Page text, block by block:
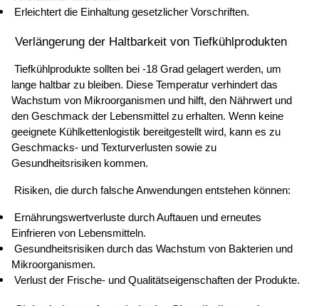
Erleichtert die Einhaltung gesetzlicher Vorschriften.
Verlängerung der Haltbarkeit von Tiefkühlprodukten
lange haltbar zu bleiben. Diese Temperatur verhindert das
Wachstum von Mikroorganismen und hilft, den Nährwert und
den Geschmack der Lebensmittel zu erhalten. Wenn keine
geeignete Kühlkettenlogistik bereitgestellt wird, kann es zu
Geschmacks- und Texturverlusten sowie zu
Gesundheitsrisiken kommen.
Risiken, die durch falsche Anwendungen entstehen können:
Einfrieren von Lebensmitteln.
Mikroorganismen.
Verlust der Frische- und Qualitätseigenschaften der Produkte.